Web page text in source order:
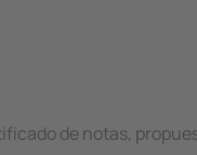
de notas,